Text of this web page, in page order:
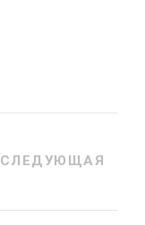
СЛЕДУЮЩАЯ